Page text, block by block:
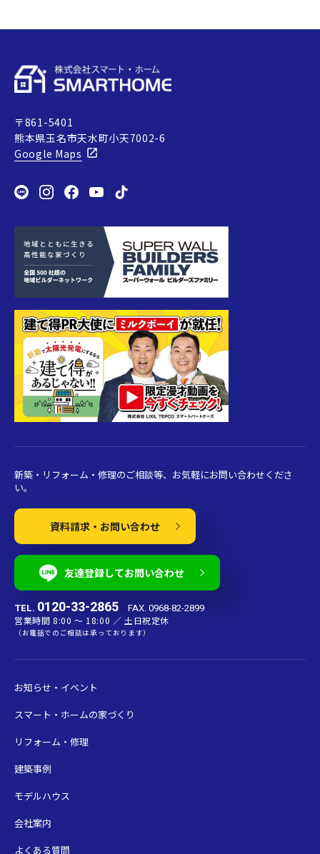
〒861-5401
熊本県玉名市天水町小天7002-6
Google Maps
新築・リフォーム・修理のご相談等、お気軽にお問い合わせくださ
い。
資料請求・お問い合わせ
友達登録してお問い合わせ
TEL. 0120-33-2865 FAX. 0968-82-2899
営業時間 8:00 〜 18:00 ／ 土日祝定休
（お電話でのご相談は承っております）
お知らせ・イベント
スマート・ホームの家づくり
リフォーム・修理
建築事例
モデルハウス
会社案内
よくある質問